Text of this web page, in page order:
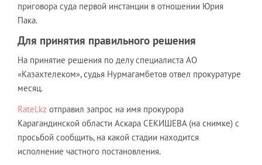
приговора суда первой инстанции в отношении Юрия
Пака.
Для принятия правильного решения
На принятие решения по делу специалиста АО
«Казахтелеком», судья Нурмагамбетов отвел прокуратуре
месяц.
Ratel.kz отправил запрос на имя прокурора
Карагандинской области Аскара СЕКИШЕВА (на снимке) с
просьбой сообщить, на какой стадии находится
исполнение частного постановления.